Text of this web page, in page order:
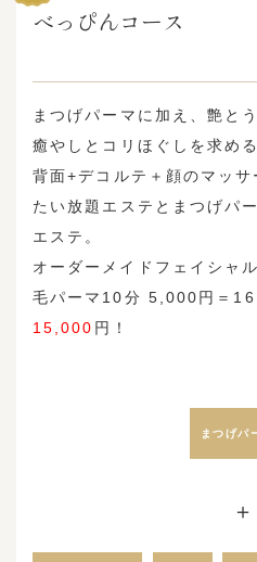
べっぴんコース
まつげパーマに加え、艶と
癒やしとコリほぐしを求める
背面+デコルテ＋顔のマッ
たい放題エステとまつげパ
エステ。
オーダーメイドフェイシャ
毛パーマ10分 5,000円＝
15,000 円！
まつげパ
＋